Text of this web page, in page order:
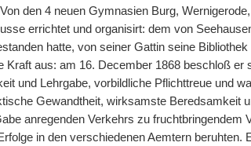
den 4 neuen Gymnasien Burg,
errichtet und organisirt: dem von
hatte, von seiner Gattin seine
Kraft aus: am 16. December 1868 beschloß
und Lehrgabe, vorbildliche Pflichttreue und
Gewandtheit, wirksamste Beredsamkeit
anregenden Verkehrs zu fruchtbringendem
in den verschiedenen Aemtern